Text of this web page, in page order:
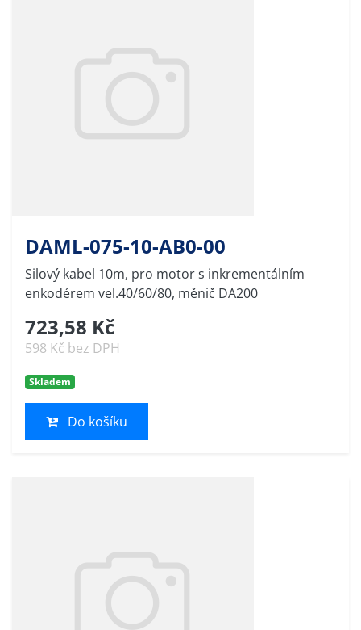
DAML-075-10-AB0-00
Silový kabel 10m, pro motor s inkrementálním
enkodérem vel.40/60/80, měnič DA200
723,58 Kč
598 Kč bez DPH
Skladem
Do košíku